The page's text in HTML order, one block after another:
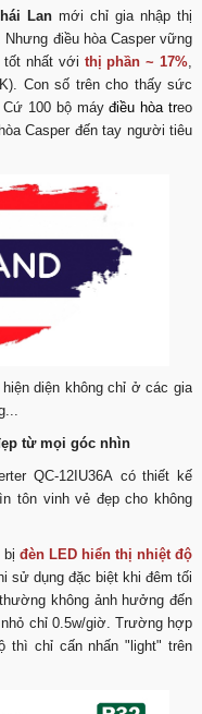
Lan mới chỉ gia nhập thị
điều hòa Casper vững
tốt nhất với thị phần ~ 17%
Con số trên cho thấy sức
Cứ 100 bộ máyđiều hòa treo
Casper đến tay người tiêu
diện không chỉ ở các gia
từ mọi góc nhìn
QC-12IU36A có thiết kế
tôn vinh vẻ đẹp cho không
bị đèn LED hiển thị nhiệt độ
sử dụng đặc biệt khi đêm tối
không ảnh hưởng đến
chỉ 0.5w/giờ. Trường hợp
thì chỉ cấn nhấn "light" trên